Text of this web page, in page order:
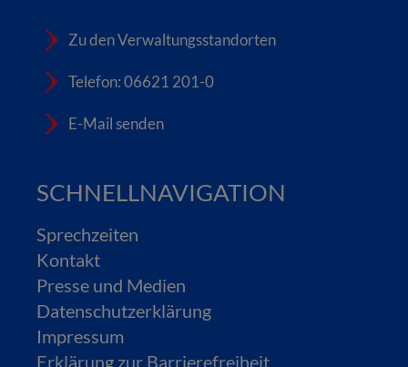
Zu den Verwaltungsstandorten
Telefon: 06621 201-0
E-Mail senden
SCHNELLNAVIGATION
Sprechzeiten
Kontakt
Presse und Medien
Datenschutzerklärung
Impressum
Erklärung zur Barrierefreiheit